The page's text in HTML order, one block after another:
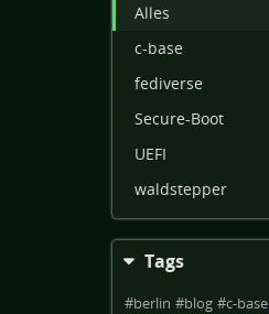
Alles
c-base
fediverse
Secure-Boot
UEFI
waldstepper
Tags
#berlin #blog #c-base